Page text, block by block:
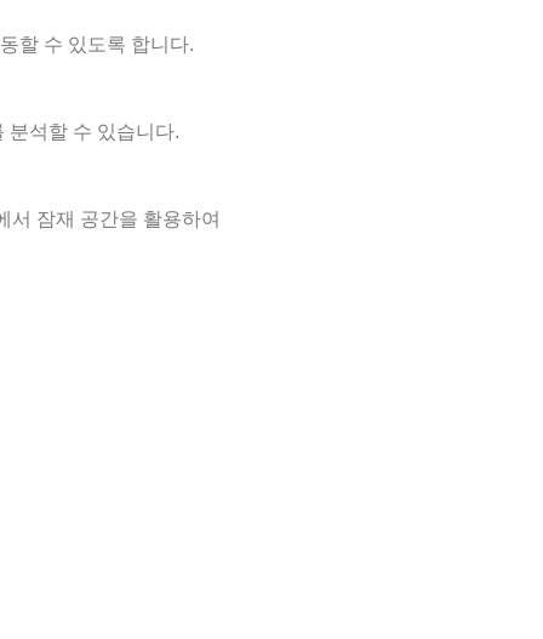
할 수 있도록 합니다.
분석할 수 있습니다.
서 잠재 공간을 활용하여